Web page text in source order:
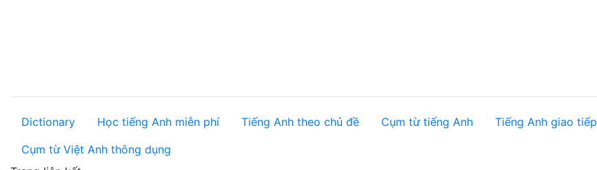
Dictionary Học tiếng Anh miễn phí Tiếng Anh theo chủ đề Cụm từ tiếng Anh Tiếng Anh giao tiếp
Cụm từ Việt Anh thông dụng